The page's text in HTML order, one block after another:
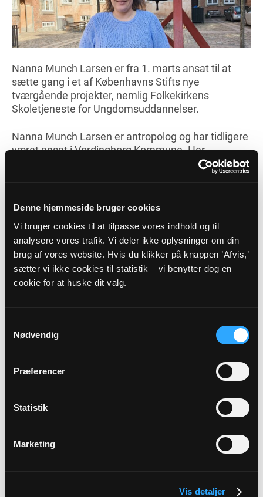
Denne hjemmeside bruger cookies
Vi bruger cookies til at tilpasse vores indhold og til
analysere vores trafik. Vi deler ikke oplysninger om din
brug af vores website. Hvis du klikker på knappen ’Afvis,’
sætter vi ikke cookies til statistik – vi benytter dog en
cookie for at huske dit valg.
Nødvendig
Præferencer
Statistik
Marketing
Vis detaljer
Nanna Munch Larsen er fra 1. marts ansat til at
sætte gang i et af Københavns Stifts nye
tværgående projekter, nemlig Folkekirkens
Skoletjeneste for Ungdomsuddannelser.
Nanna Munch Larsen er antropolog og har tidligere
været ansat i Vordingborg Kommune. Her
undersøgte hun blandt andet, hvordan forskellige
tilbud til børnefamilier blev modtaget, og hvilke af
havde potentiale for udvikling.
Blik for organisationer og samarbejdsmuligheder
Hendes opgave i stiftet bliver at være bindeled
mellem ungdomsuddannelserne og folkekirken og
at smidiggøre samarbejdet.
udviklingspotentialerne ligger. Jeg kommer jo
mig, men jeg vil også forsøge at bibeholde det blik,
der ser det hele lidt udefra. På den måde kan jeg
ungdomsuddannelsernes virkelighed, og hvordan
ungdomsuddannelsernes behov og ønsker og
folkekirkens mulige tilbud.
Teologisk sparring og erfaringsudveksling skal